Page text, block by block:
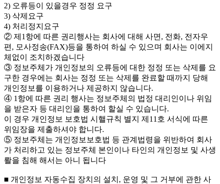
2) 오류등이 있을경우 정정 요구
3) 삭제요구
4) 처리정지요구
② 제1항에 따른 권리행사는 회사에 대해 사면, 전화, 전자우
편, 모사정송(FAX)등을 통하여 하실 수 있으며 회사는 이에지
체없이 조치하겠습니다
③ 정보주체가 개인정보의 오류등에 대한 정정 또는 삭제를 요
구한 경우에는 회사는 정정 또는 삭제를 완료할 때까지 당해
개인정보를 이용하거나 제공하지 않습니다.
④ 1항에 따른 권리 행사는 정보주체의 법정 대리인이나 위임
을 받은자 등 대리인을 통하여 할실 수 있습니다.
이 경우 개인정보 보호법 시핼규칙 별지 제11호 서식에 따른
위임장을 제출하셔야 합니다.
⑤ 정보주체는 개인정보보호법 등 관계법령을 위반하여 회사
가 처리하고 있는 정보주체 본인이나 타인의 개인정보 및 사생
뢀을 침해 해서는 아니 됩니다
■ 개인정보 자동수집 장치의 설치, 운영 및 그 거부에 관한 사